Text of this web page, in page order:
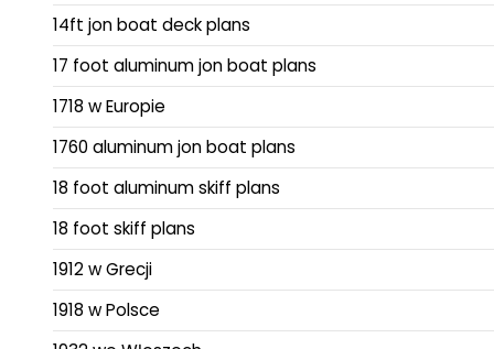
14ft jon boat deck plans
17 foot aluminum jon boat plans
1718 w Europie
1760 aluminum jon boat plans
18 foot aluminum skiff plans
18 foot skiff plans
1912 w Grecji
1918 w Polsce